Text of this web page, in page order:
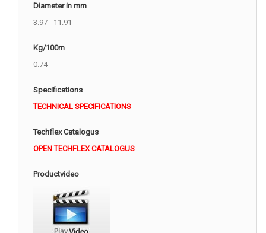
Diameter in mm
3.97 - 11.91
Kg/100m
0.74
Specifications
TECHNICAL SPECIFICATIONS
Techflex Catalogus
OPEN TECHFLEX CATALOGUS
Productvideo